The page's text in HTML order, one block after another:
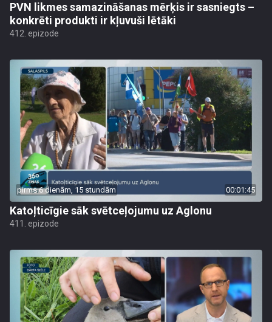
PVN likmes samazināšanas mērķis ir sasniegts –
konkrēti produkti ir kļuvuši lētāki
412. epizode
pirms 6 dienām, 15 stundām 00:01:45
Katoļticīgie sāk svētceļojumu uz Aglonu
411. epizode